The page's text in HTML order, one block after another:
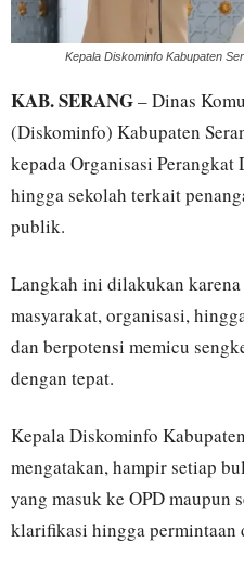
Kepala Diskominfo Kabupaten
KAB. SERANG– Dinas
(Diskominfo) Kabupaten
kepada Organisasi Perangkat
hingga sekolah terkait
publik.
Langkah ini dilakukan
masyarakat, organisasi,
dan berpotensi memicu
dengan tepat.
Kepala Diskominfo
mengatakan, hampir setiap
yang masuk ke OPD maupun
klarifikasi hingga permintaan